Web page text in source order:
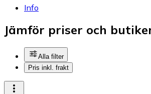
Info
Jämför priser och
Alla filter
Pris inkl. frakt